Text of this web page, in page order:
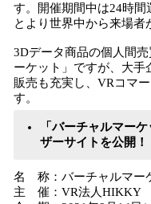
す。開催期間中は24時間
とより世界中から来場者
3Dデータ商品の個人間
ーケット」ですが、大手
販売も充実し、VRコマ
す。
「バーチャルマー
ザーサイトを公開！
名 称：バーチャルマー
主 催：VR法人HIKKY